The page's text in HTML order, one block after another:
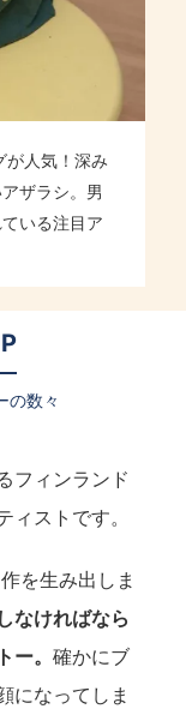
が人気！深み
ザラシ。男
いる注目ア
の数々
フィンランド
ストです。
を生み出しま
なければなら
。 確かにブ
になってしま